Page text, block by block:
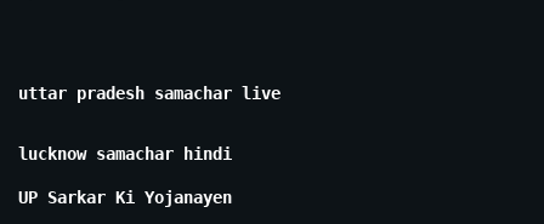
uttar pradesh samachar live
lucknow samachar hindi
UP Sarkar Ki Yojanayen